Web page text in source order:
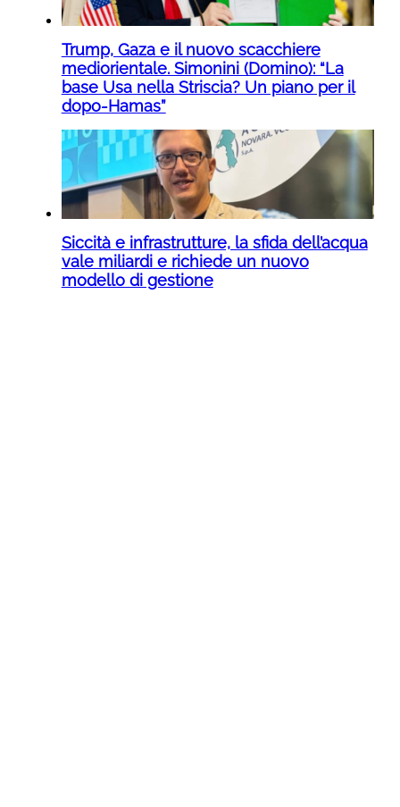
Trump, Gaza e il nuovo scacchiere
mediorientale. Simonini (Domino): “La
base Usa nella Striscia? Un piano per il
dopo-Hamas”
Siccità e infrastrutture, la sfida dell’acqua
vale miliardi e richiede un nuovo
modello di gestione